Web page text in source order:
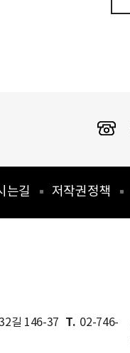
는길 저작권정책
길 146-37 T. 02-746-